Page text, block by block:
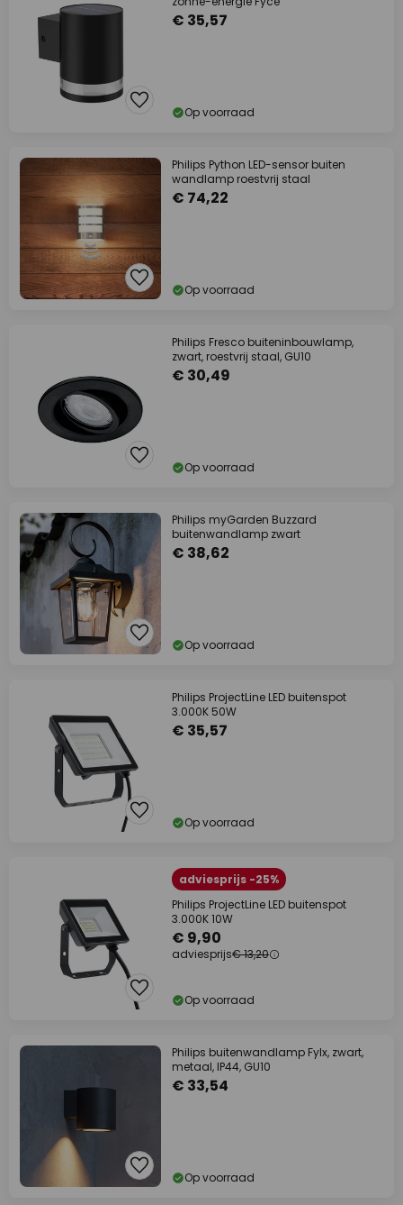
€ 35,57
Op voorraad
Philips Python LED-sensor buiten
wandlamp roestvrij staal
€ 74,22
Op voorraad
Philips Fresco buiteninbouwlamp,
zwart, roestvrij staal, GU10
€ 30,49
Op voorraad
Philips myGarden Buzzard
buitenwandlamp zwart
€ 38,62
Op voorraad
Philips ProjectLine LED buitenspot
3.000K 50W
€ 35,57
Op voorraad
adviesprijs -25%
Philips ProjectLine LED buitenspot
3.000K 10W
€ 9,90
adviesprijs€ 13,20
Op voorraad
Philips buitenwandlamp Fylx, zwart,
metaal, IP44, GU10
€ 33,54
Op voorraad